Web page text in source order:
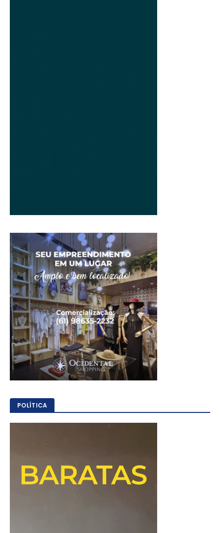
POLÍTICA